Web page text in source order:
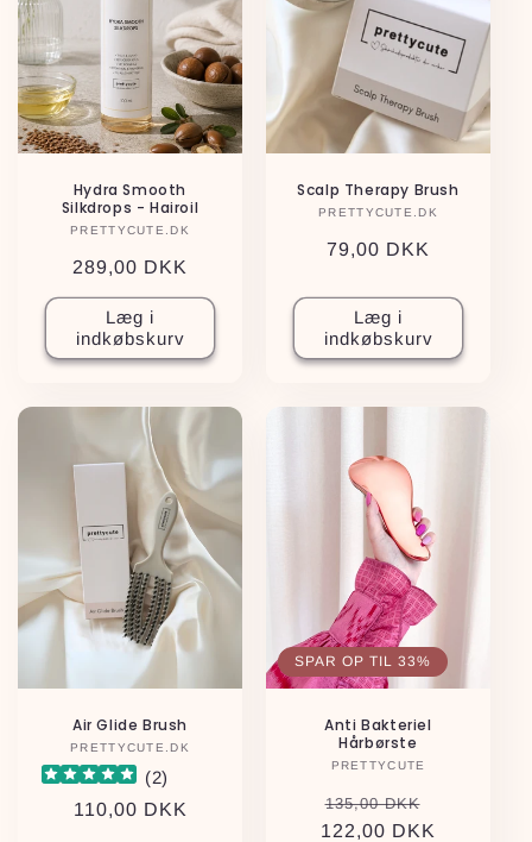
i
o
n
:
Hydra Smooth
Silkdrops - Hairoil
Forhandler:
PRETTYCUTE.DK
Normalpris
289,00 DKK
Læg i
indkøbskurv
Scalp Therapy Brush
Forhandler:
PRETTYCUTE.DK
Normalpris
79,00 DKK
Læg i
indkøbskurv
Air Glide Brush
Forhandler:
PRETTYCUTE.DK
(2)
Normalpris
110,00 DKK
SPAR OP TIL 33%
Anti Bakteriel
Hårbørste
Forhandler:
PRETTYCUTE
Normalpris
135,00 DKK
122,00 DKK